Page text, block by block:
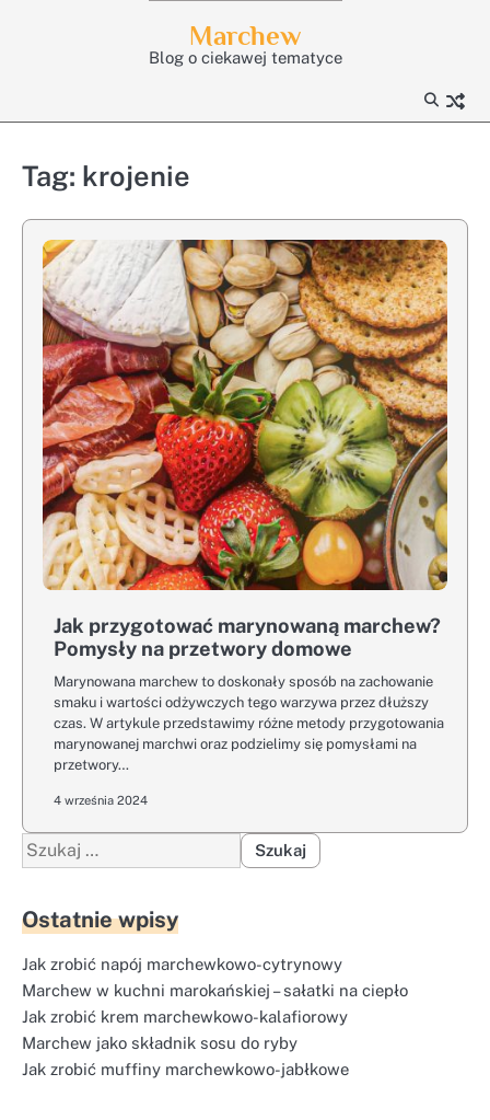
Marchew
Blog o ciekawej tematyce
Tag: krojenie
Jak przygotować marynowaną marchew?
Pomysły na przetwory domowe
Marynowana marchew to doskonały sposób na zachowanie
smaku i wartości odżywczych tego warzywa przez dłuższy
czas. W artykule przedstawimy różne metody przygotowania
marynowanej marchwi oraz podzielimy się pomysłami na
przetwory…
4 września 2024
Szukaj:
Ostatnie wpisy
Jak zrobić napój marchewkowo-cytrynowy
Marchew w kuchni marokańskiej – sałatki na ciepło
Jak zrobić krem marchewkowo-kalafiorowy
Marchew jako składnik sosu do ryby
Jak zrobić muffiny marchewkowo-jabłkowe